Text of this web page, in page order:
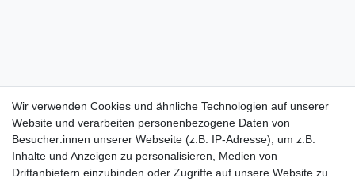
Wir verwenden Cookies und ähnliche Technologien auf unserer
Website und verarbeiten personenbezogene Daten von
Besucher:innen unserer Webseite (z.B. IP-Adresse), um z.B.
Inhalte und Anzeigen zu personalisieren, Medien von
Drittanbietern einzubinden oder Zugriffe auf unsere Website zu